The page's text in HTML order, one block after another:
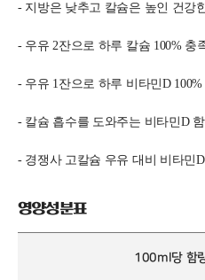
- 지방은 낮추고 칼슘은 높인 건강
- 우유 2잔으로 하루 칼슘 100% 충
- 우유 1잔으로 하루 비타민D 100%
- 칼슘 흡수를 도와주는 비타민D
- 경쟁사 고칼슘 우유 대비 비타민
영양성분표
100ml당 함